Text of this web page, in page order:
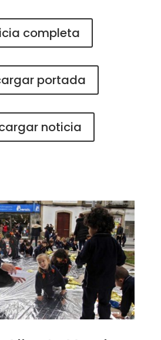
completa
portada
noticia